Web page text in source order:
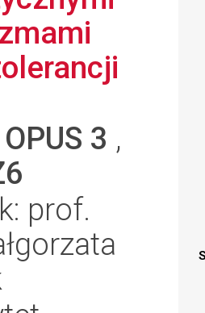
OPUS 3 ,
prof.